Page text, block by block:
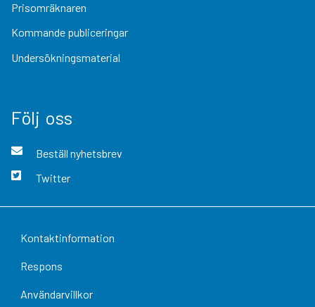
Prisomräknaren
Kommande publiceringar
Undersökningsmaterial
Följ oss
Beställ nyhetsbrev
Twitter
Kontaktinformation
Respons
Användarvillkor